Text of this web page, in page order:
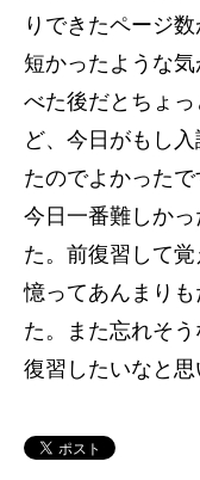
りできたページ
短かったような
べた後だとちょ
ど、今日がもし
たのでよかったで
今日一番難しか
た。前復習して
憶ってあんまり
た。また忘れそ
復習したいなと思